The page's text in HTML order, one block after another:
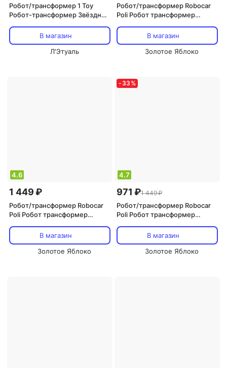
Робот/трансформер 1 Toy
Робот-трансформер Звёздный
автомобиль, 9 см, арт. Т18848
В магазин
Л'Этуаль
Робот/трансформер Robocar
Poli Робот трансформер
Эмбер ZR-917В магазин
Золотое Яблоко
4.6
1 449 ₽
Робот/трансформер Robocar
Poli Робот трансформер
Поли ZR-916В магазин
Золотое Яблоко
- 33 %
4.7
971 ₽1 449 ₽
Робот/трансформер Robocar
Poli Робот трансформер
Рой ZR-919В магазин
Золотое Яблоко